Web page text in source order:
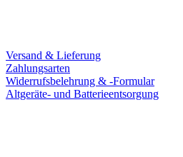
Versand & Lieferung
Zahlungsarten
Widerrufsbelehrung & -Formular
Altgeräte- und Batterieentsorgung